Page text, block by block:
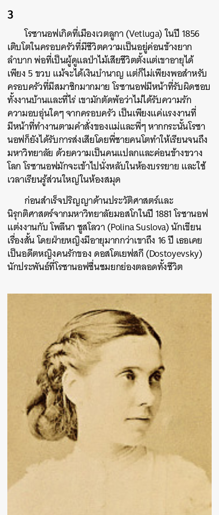
3
โรซานอฟเกิดที่เมืองเวตลูกา (Vetluga) ในปี 1856
เติบโตในครอบครัวที่มีชีวิตความเป็นอยู่ค่อนข้างยาก
ลำบาก พ่อที่เป็นผู้ดูแลป่าไม้เสียชีวิตตั้งแต่เขาอายุได้
เพียง 5 ขวบ แม้จะได้เงินบำนาญ แต่ก็ไม่เพียงพอสำหรับ
ครอบครัวที่มีสมาชิกมากมาย โรซานอฟมีหน้าที่รับผิดชอบ
ทั้งงานบ้านและที่ไร่ เขามักตัดพ้อว่าไม่ได้รับความรัก
ความอบอุ่นใดๆ จากครอบครัว เป็นเพียงแค่แรงงานที่
มีหน้าที่ทำงานตามคำสั่งของแม่และพี่ๆ หากกระนั้นโรซา
นอฟก็ยังได้รับการส่งเสียโดยพี่ชายคนโตทำให้เรียนจนถึง
มหาวิทยาลัย ด้วยความเป็นคนแปลกและค่อนข้างขวาง
โลก โรซานอฟมักจะเข้าไปนั่งหลับในห้องบรรยาย และใช้
เวลาเรียนรู้ส่วนใหญ่ในห้องสมุด
ก่อนสำเร็จปริญญาด้านประวัติศาสตร์และ
นิรุกติศาสตร์จากมหาวิทยาลัยมอสโกในปี 1881 โรซานอฟ
แต่งงานกับ โพลีนา ซูสโลวา (Polina Suslova) นักเขียน
เรื่องสั้น โดยฝ่ายหญิงมีอายุมากกว่าเขาถึง 16 ปี เธอเคย
เป็นอดีตหญิงคนรักของ ดอสโตเยฟสกี (Dostoyevsky)
นักประพันธ์ที่โรซานอฟชื่นชมยกย่องตลอดทั้งชีวิต